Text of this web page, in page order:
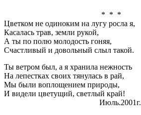
* * *
Цветком не одиноким на лугу росла я,
Касалась трав, земли рукой,
А ты по полю молодость гоняя,
Счастливый и довольный слыл такой.
Ты ветром был, а я хранила нежность
На лепестках своих тянулась в рай,
Мы были воплощением природы,
И видели цветущий, светлый край!
Июль.2001г.